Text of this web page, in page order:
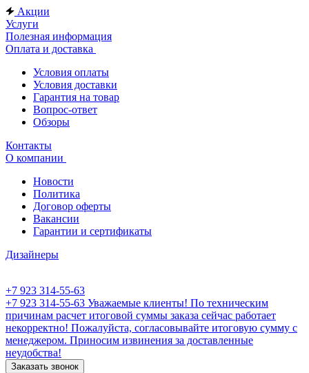
Акции
Услуги
Полезная информация
Оплата и доставка
Условия оплаты
Условия доставки
Гарантия на товар
Вопрос-ответ
Обзоры
Контакты
О компании
Новости
Политика
Договор оферты
Вакансии
Гарантии и сертификаты
Дизайнеры
+7 923 314-55-63
+7 923 314-55-63 Уважаемые клиенты! По техническим
причинам расчет итоговой суммы заказа сейчас работает
некорректно! Пожалуйста, согласовывайте итоговую сумму с
менеджером. Приносим извинения за доставленные
неудобства!
Заказать звонок